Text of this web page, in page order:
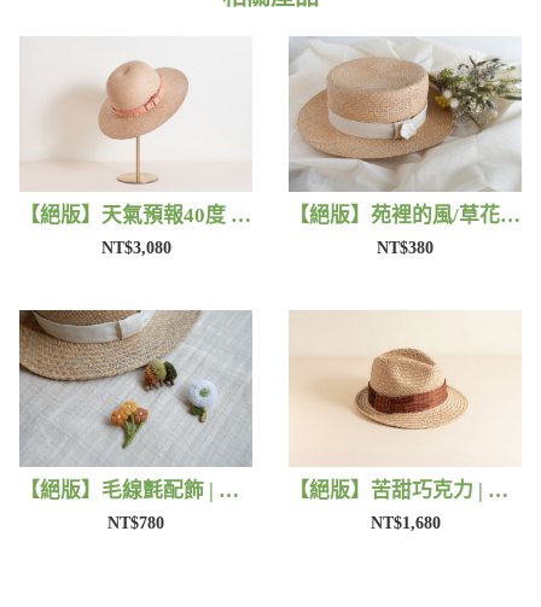
【絕版】天氣預報40度 | 藺子X好煩小姐
NT$3,080
【絕版】苑裡的風/草花 | 藺子X片片
NT$380
【絕版】毛線氈配飾 | 藺子X小森物
NT$780
【絕版】苦甜巧克力 | 藺子X好煩小姐
NT$1,680